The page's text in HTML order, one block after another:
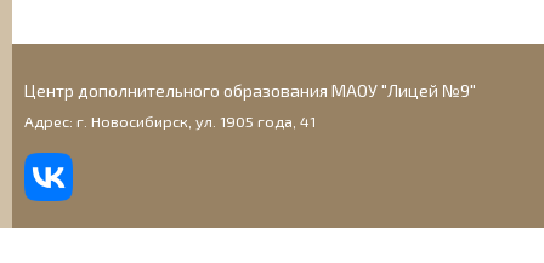
Центр дополнительного образования МАОУ "Лицей №9"
Адрес: г. Новосибирск, ул. 1905 года, 41